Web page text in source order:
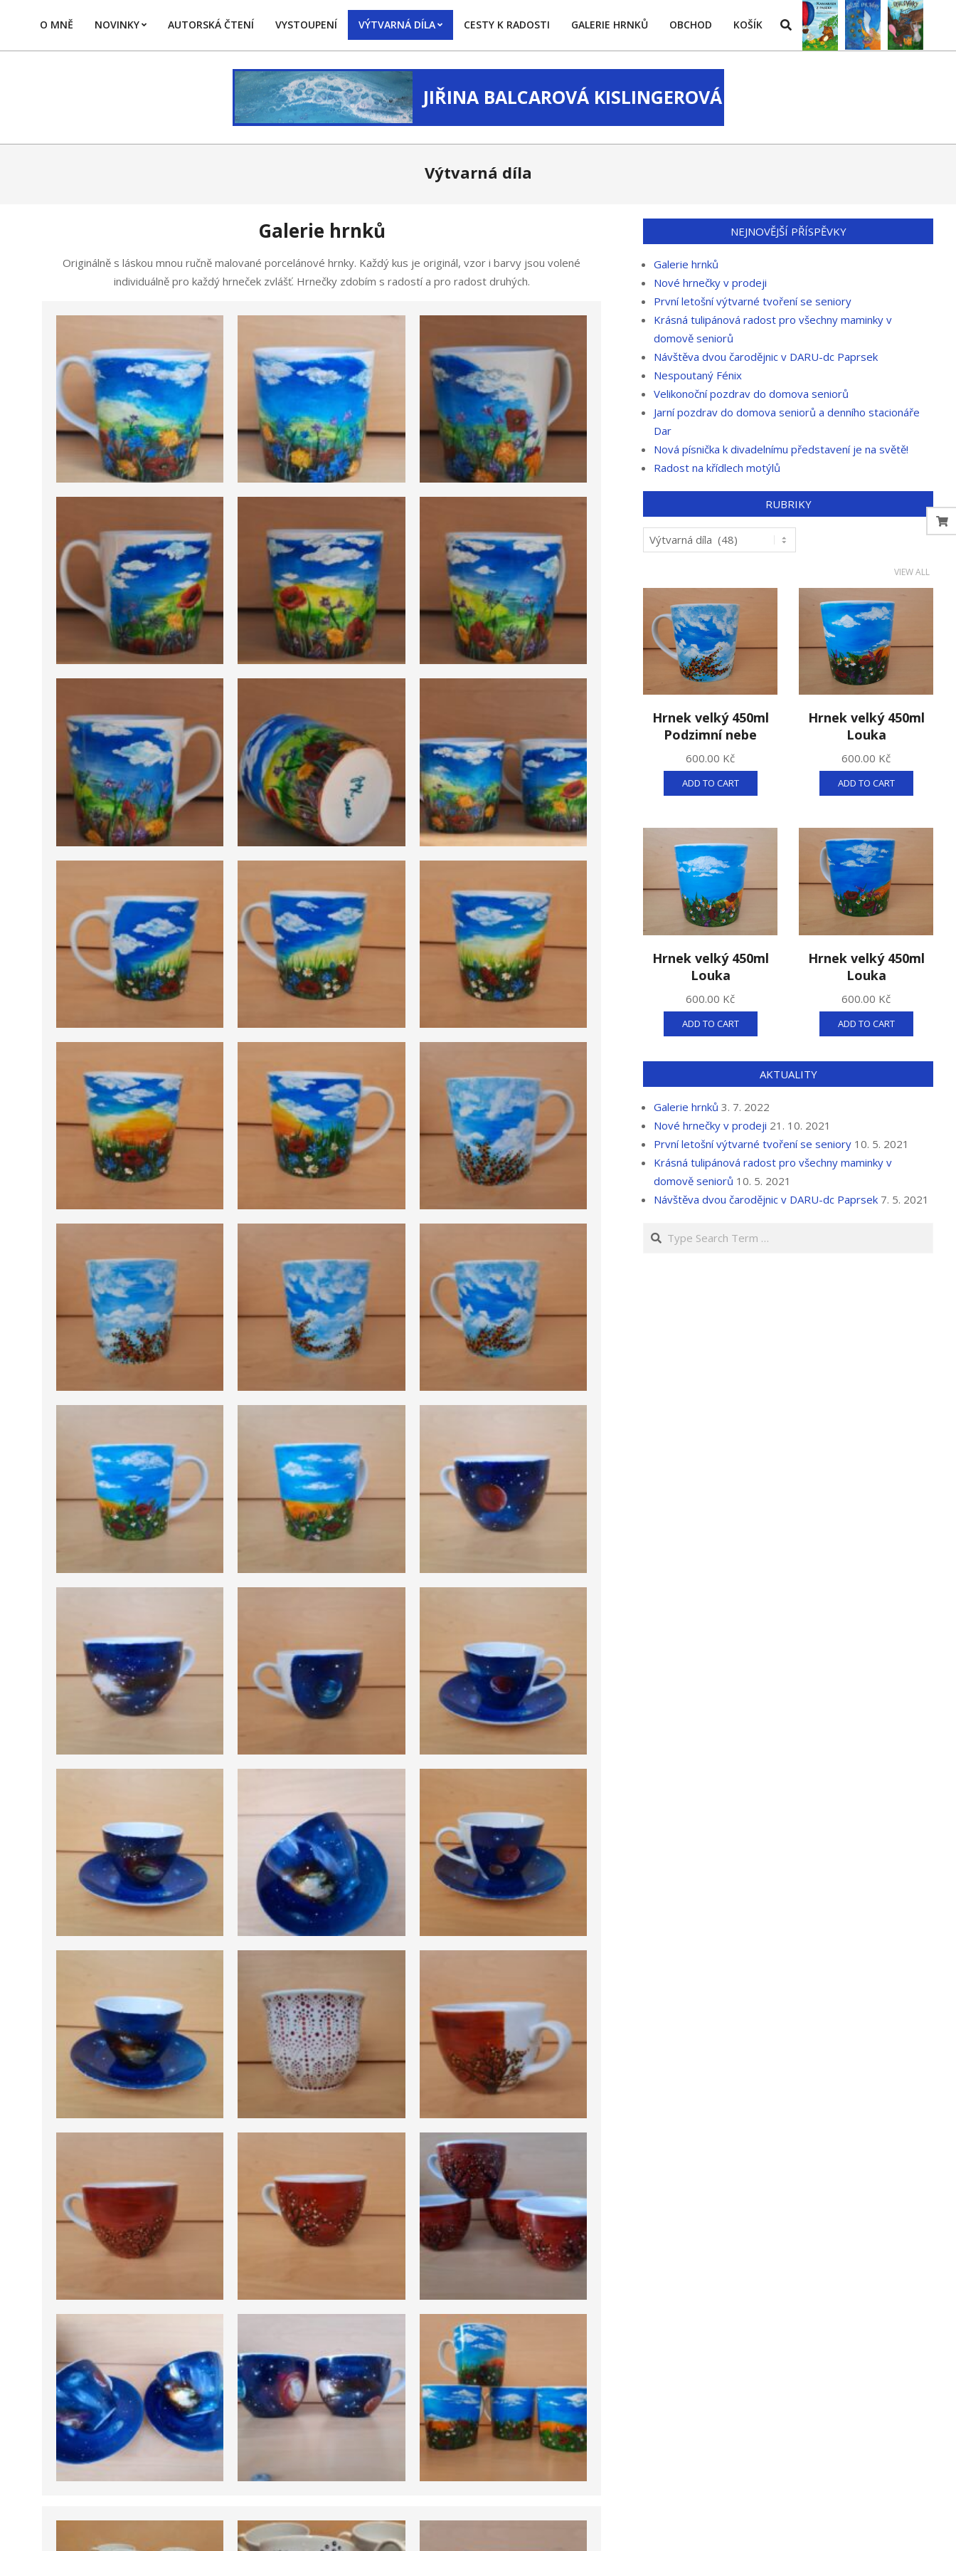
Primary
Navigation
Menu
O MNĚ NOVINKY AUTORSKÁ ČTENÍ VYSTOUPENÍ VÝTVARNÁ DÍLA CESTY K RADOSTI GALERIE HRNKŮ OBCHOD KOŠÍK Search
JIŘINA BALCAROVÁ KISLINGEROVÁ
Výtvarná díla
Galerie hrnků
Originálně s láskou mnou ručně malované porcelánové hrnky. Každý kus je originál, vzor i barvy jsou volené
individuálně pro každý hrneček zvlášť. Hrnečky zdobím s radostí a pro radost druhých.
NEJNOVĚJŠÍ PŘÍSPĚVKY
Galerie hrnků
Nové hrnečky v prodeji
První letošní výtvarné tvoření se seniory
Krásná tulipánová radost pro všechny maminky v
domově seniorů
Návštěva dvou čarodějnic v DARU-dc Paprsek
Nespoutaný Fénix
Velikonoční pozdrav do domova seniorů
Jarní pozdrav do domova seniorů a denního stacionáře
Dar
Nová písnička k divadelnímu představení je na světě!
Radost na křídlech motýlů
RUBRIKY
Rubriky
VIEW ALL
Hrnek velký 450ml
Podzimní nebe
600.00 Kč
ADD TO CART
Hrnek velký 450ml
Louka
600.00 Kč
ADD TO CART
Hrnek velký 450ml
Louka
600.00 Kč
ADD TO CART
Hrnek velký 450ml
Louka
600.00 Kč
ADD TO CART
AKTUALITY
Galerie hrnků 3. 7. 2022
Nové hrnečky v prodeji 21. 10. 2021
První letošní výtvarné tvoření se seniory 10. 5. 2021
Krásná tulipánová radost pro všechny maminky v
domově seniorů 10. 5. 2021
Návštěva dvou čarodějnic v DARU-dc Paprsek 7. 5. 2021
Search